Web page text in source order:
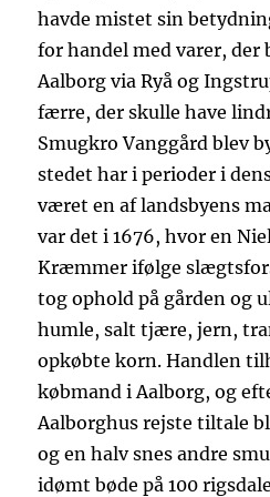
havde mistet sin
for handel med varer,
Aalborg via Ryå og
færre, der skulle have
Smugkro Vanggård blev
stedet har i perioder i
været en af landsbyens
var det i 1676, hvor en
Kræmmer ifølge
tog ophold på gården og
humle, salt tjære, jern,
opkøbte korn. Handlen
købmand i Aalborg, og
Aalborghus rejste tiltale
og en halv snes andre
idømt bøde på 100